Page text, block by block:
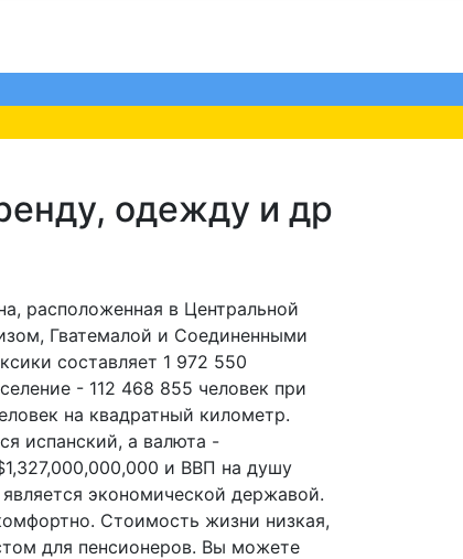
одежду и др
расположенная в Центральной
Гватемалой и Соединенными
составляет 1 972 550
- 112 468 855 человек при
на квадратный километр.
испанский, а валюта -
и ВВП на душу
экономической державой.
Стоимость жизни низкая,
для пенсионеров. Вы можете